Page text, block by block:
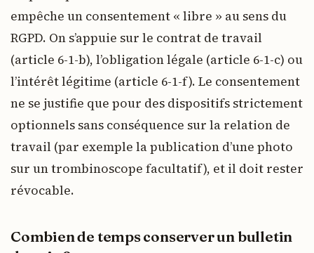
empêche un consentement « libre » au sens du
RGPD. On s’appuie sur le contrat de travail
(article 6-1-b), l’obligation légale (article 6-1-c) ou
l’intérêt légitime (article 6-1-f). Le consentement
ne se justifie que pour des dispositifs strictement
optionnels sans conséquence sur la relation de
travail (par exemple la publication d’une photo
sur un trombinoscope facultatif), et il doit rester
révocable.
Combien de temps conserver un bulletin